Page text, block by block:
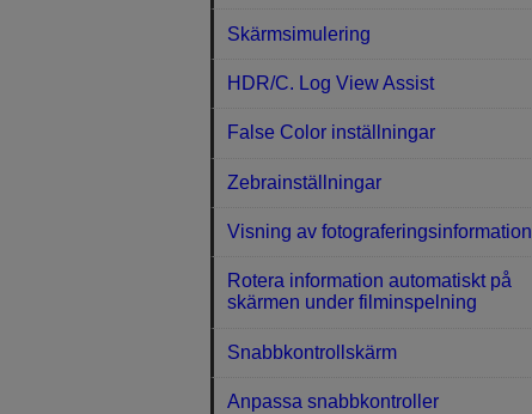
Skärmsimulering
HDR/C. Log View Assist
False Color inställningar
Zebrainställningar
Visning av fotograferingsinformation
Rotera information automatiskt på
skärmen under filminspelning
Snabbkontrollskärm
Anpassa snabbkontroller